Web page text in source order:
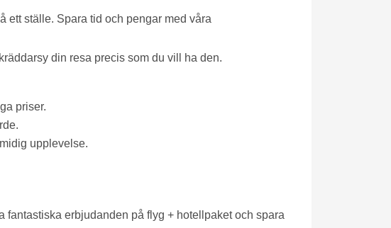
ett ställe. Spara tid och pengar med våra
din resa precis som du vill ha den.
priser.
upplevelse.
fantastiska erbjudanden på flyg + hotellpaket och spara